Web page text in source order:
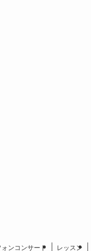
ンコンサート レッスン